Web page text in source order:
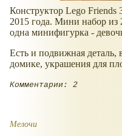
Конструктор Lego Friends
2015 года. Мини набор из
одна минифигурка -
Есть и подвижная
домике, украшения для
Комментарии: 2
Мелочи